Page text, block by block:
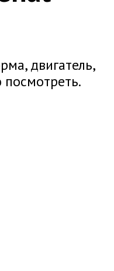
двигатель,
посмотреть.